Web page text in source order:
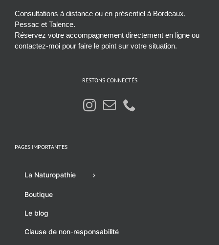
Consultations à distance ou en présentiel à Bordeaux,
Pessac et Talence.
Réservez votre accompagnement directement en ligne ou
contactez-moi pour faire le point sur votre situation.
RESTONS CONNECTÉS
PAGES IMPORTANTES
La Naturopathie
Boutique
Le blog
Clause de non-responsabilité